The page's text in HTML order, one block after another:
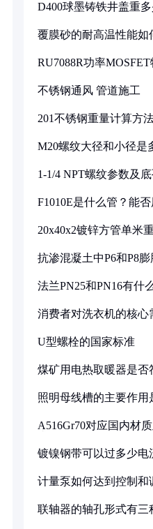
D400球墨铸铁井盖重
覆膜砂的耐高温性能如
RU7088R功率
不锈钢通风 管道施工
201不锈钢重量计算方
M20螺纹大径和小径是
1-1/4 NPT螺纹参数及
F1010E是什么管？能否
20x40x2镀锌方管单米
抗渗混凝土中P6和P8
法兰PN25和PN16有什
消费者对洗衣机的核心
U型螺栓的国家标准
煤矿用电热取暖器是否
照明母线槽的主要作用
A516Gr70对应国内材
镀镍钢带可以过多少电
计量泵如何达到控制和
联轴器的轴孔形式有三